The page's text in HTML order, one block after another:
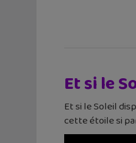
Et si le
Et si le Soleil
cette étoile si